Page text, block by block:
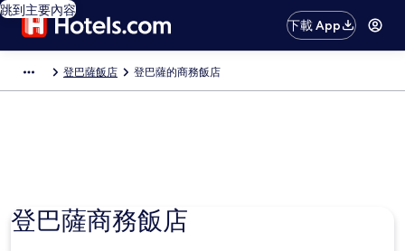
跳到主要內容
下載 App
登巴薩飯店 登巴薩的商務飯店
登巴薩商務飯店